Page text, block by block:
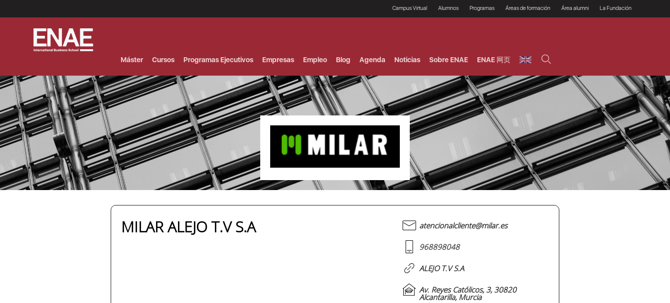
Campus Virtual Alumnos
Prácticas en empresas
Proceso de admisión
Financiación, Becas y
Bonificación
Financiación estudios
Imagin LaCaixa
Programas
Programas Ejecutivos
Profesionales (Online)
Áreas de formación
Riesgos
HHDD
Agronegocios
Comercial / Marketing/
Administración de
empresas
Finanzas
Operaciones
Área alumni La Fundación
Máster Cursos Programas Ejecutivos Empresas Empleo Blog Agenda Noticias Sobre ENAE ENAE 网页
MILAR ALEJO T.V S.A atencionalcliente@milar.es
968898048
ALEJO T.V S.A
Av. Reyes Católicos, 3, 30820
Alcantarilla, Murcia